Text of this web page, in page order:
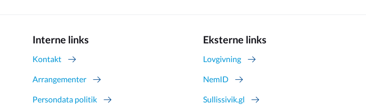
Interne links
Kontakt
Arrangementer
Persondata politik
Eksterne links
Lovgivning
NemID
Sullissivik.gl